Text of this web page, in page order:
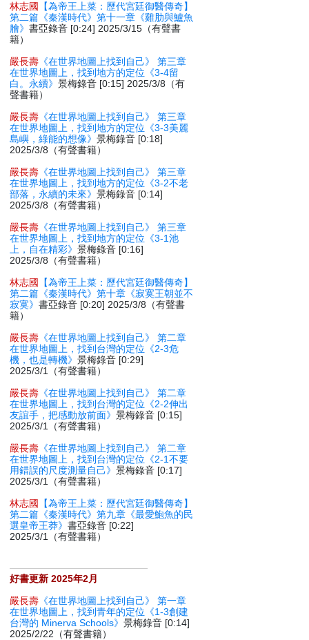
林志國
【為帝王上菜：歷代宮廷御醫傳奇】
第二篇《秦漢時代》第十一章《雞肋與鱸魚
膾》書亞錄音 [0:24] 2025/3/15（有聲書
籍）
嚴長壽 《在世界地圖上找到自己》 第三章
在世界地圖上，找到地方的定位《3-4留
白。永續》景梅錄音 [0:15] 2025/3/8（有
聲書籍）
嚴長壽 《在世界地圖上找到自己》 第三章
在世界地圖上，找到地方的定位《3-3美麗
島嶼，綠能的想像》景梅錄音 [0:18]
2025/3/8（有聲書籍）
嚴長壽 《在世界地圖上找到自己》 第三章
在世界地圖上，找到地方的定位《3-2不老
部落，永續的未來》景梅錄音 [0:14]
2025/3/8（有聲書籍）
嚴長壽 《在世界地圖上找到自己》 第三章
在世界地圖上，找到地方的定位《3-1池
上，自在精彩》景梅錄音 [0:16]
2025/3/8（有聲書籍）
林志國
【為帝王上菜：歷代宮廷御醫傳奇】
第二篇《秦漢時代》第十章《寂寞王朝並不
寂寞》書亞錄音 [0:20] 2025/3/8（有聲書
籍）
嚴長壽 《在世界地圖上找到自己》 第二章
在世界地圖上，找到台灣的定位《2-3危
機，也是轉機》景梅錄音 [0:29]
2025/3/1（有聲書籍）
嚴長壽 《在世界地圖上找到自己》 第二章
在世界地圖上，找到台灣的定位《2-2伸出
友誼手，把感動放前面》景梅錄音 [0:15]
2025/3/1（有聲書籍）
嚴長壽 《在世界地圖上找到自己》 第二章
在世界地圖上，找到台灣的定位《2-1不要
用錯誤的尺度測量自己》景梅錄音 [0:17]
2025/3/1（有聲書籍）
林志國
【為帝王上菜：歷代宮廷御醫傳奇】
第二篇《秦漢時代》第九章《最愛鮑魚的民
選皇帝王莽》書亞錄音 [0:22]
2025/3/1（有聲書籍）
好書更新 2025年2月
嚴長壽 《在世界地圖上找到自己》 第一章
在世界地圖上，找到青年的定位《1-3創建
台灣的 Minerva Schools》景梅錄音 [0:14]
2025/2/22（有聲書籍）